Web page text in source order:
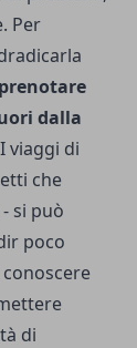
Per
prenotare
dalla
viaggi di
che
si può
poco
di